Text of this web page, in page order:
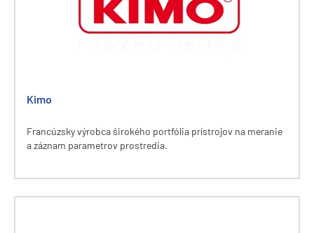
Kimo
Francúzsky výrobca širokého portfólia prístrojov na meranie
a záznam parametrov prostredia.